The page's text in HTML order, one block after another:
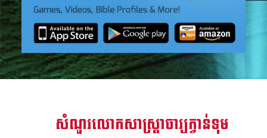
គម្ពីរ
សំណួរលោកសាស្រ្តាចារ្យក្វាន់ទុម